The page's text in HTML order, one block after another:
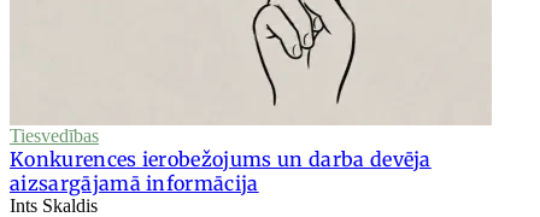
Tiesvedības
Konkurences ierobežojums un darba devēja
aizsargājamā informācija
Ints Skaldis